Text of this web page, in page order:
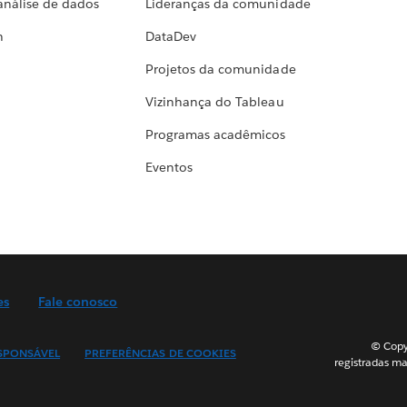
de dados
Lideranças da comunidade
DataDev
Projetos da comunidade
Vizinhança do Tableau
Programas acadêmicos
Eventos
Fale conosco
PREFERÊNCIAS DE COOKIES
©
registradas